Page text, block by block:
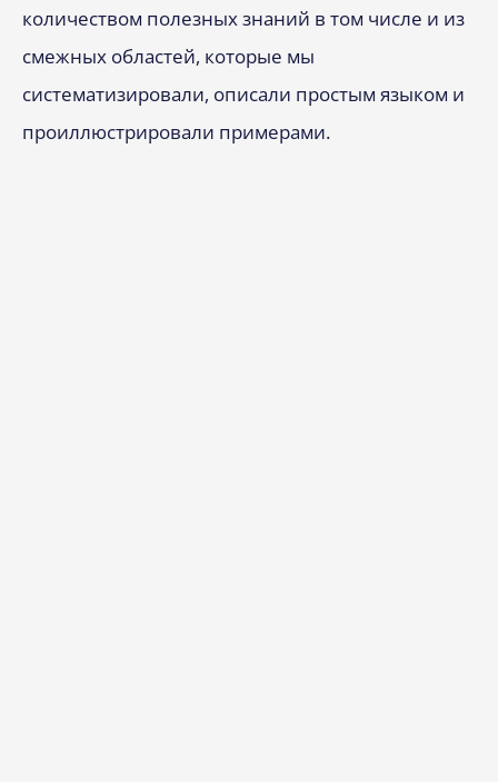
количеством полезных знаний в том числе и из
смежных областей, которые мы
систематизировали, описали простым языком и
проиллюстрировали примерами.